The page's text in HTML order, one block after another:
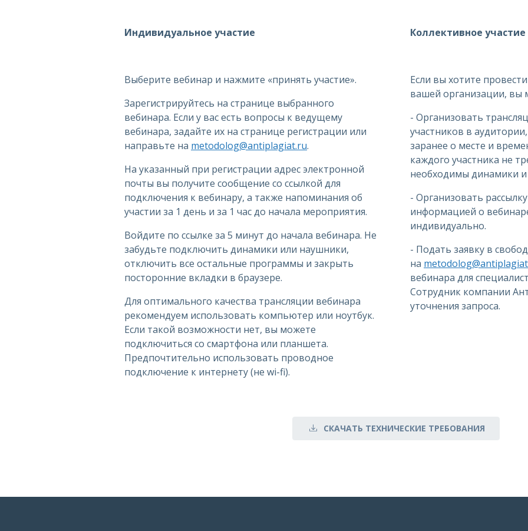
Индивидуальное участие
Выберите вебинар и нажмите «принять участие».
Зарегистрируйтесь на странице выбранного
вебинара. Если у вас есть вопросы к ведущему
вебинара, задайте их на странице регистрации или
направьте на metodolog@antiplagiat.ru.
На указанный при регистрации адрес электронной
почты вы получите сообщение со ссылкой для
подключения к вебинару, а также напоминания об
участии за 1 день и за 1 час до начала мероприятия.
Войдите по ссылке за 5 минут до начала вебинара. Не
забудьте подключить динамики или наушники,
отключить все остальные программы и закрыть
посторонние вкладки в браузере.
Для оптимального качества трансляции вебинара
рекомендуем использовать компьютер или ноутбук.
Если такой возможности нет, вы можете
подключиться со смартфона или планшета.
Предпочтительно использовать проводное
подключение к интернету (не wi-fi).
Коллективное участие
Если вы хотите
вашей организации, вы
- Организовать
участников в
заранее о месте и
каждого участника не
необходимы динамики
- Организовать
информацией о
индивидуально.
- Подать заявку в
на
вебинара для
Сотрудник компании
уточнения запроса.
СКАЧАТЬ ТЕХНИЧЕСКИЕ ТРЕБОВАНИЯ